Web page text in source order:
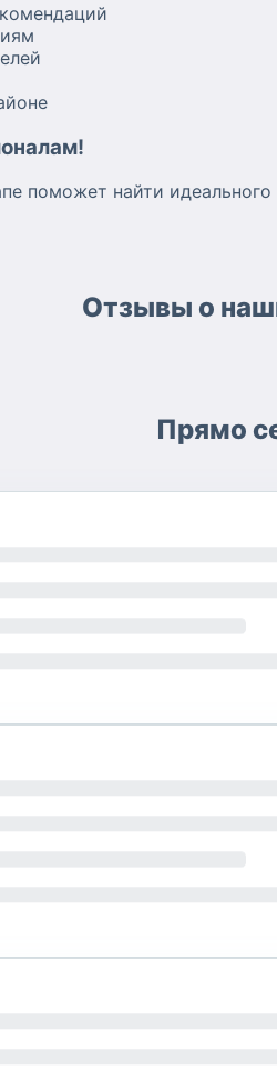
поможет найти идеального
Отзывы о
Прямо